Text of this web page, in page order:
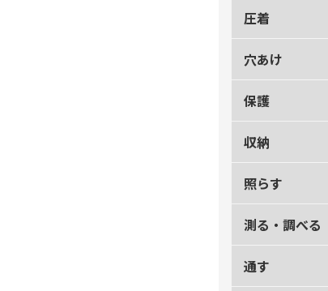
圧着
穴あけ
保護
収納
照らす
測る・調べる
通す